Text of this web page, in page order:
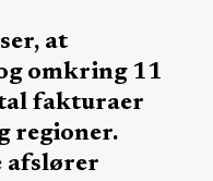
at
omkring 11
fakturaer
regioner.
afslører